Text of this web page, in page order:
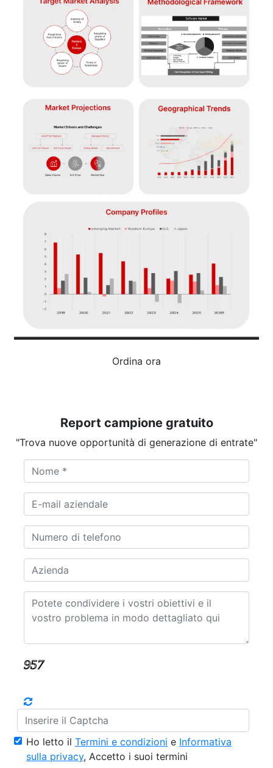
Ordina ora
Report campione gratuito
"Trova nuove opportunità di generazione di entrate"
Ho letto il Termini e condizioni e Informativa
sulla privacy, Accetto i suoi termini